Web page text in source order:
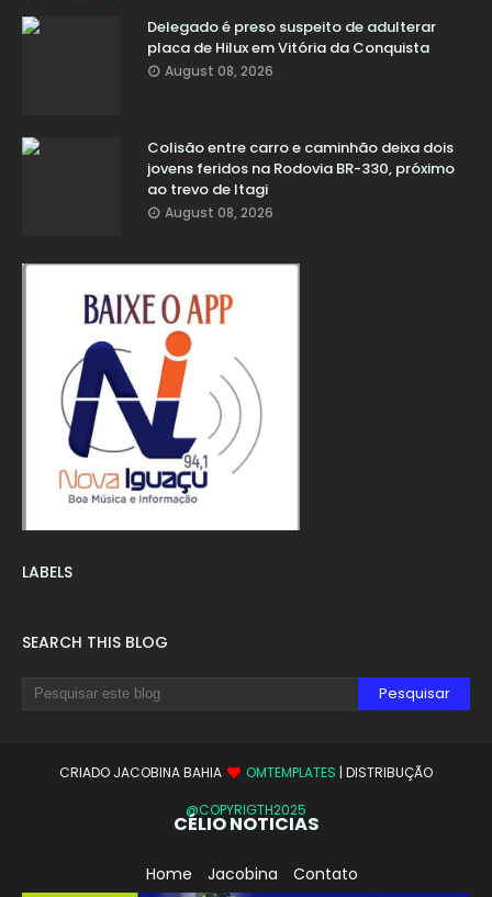
Delegado é preso suspeito de adulterar
placa de Hilux em Vitória da Conquista
August 08, 2026
Colisão entre carro e caminhão deixa dois
jovens feridos na Rodovia BR-330, próximo
ao trevo de Itagi
August 08, 2026
LABELS
SEARCH THIS BLOG
CRIADO JACOBINA BAHIA OMTEMPLATES | DISTRIBUÇÃO
@COPYRIGTH2025
CÉLIO NOTICIAS
Home Jacobina Contato